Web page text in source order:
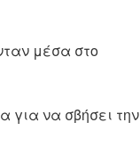
μέσα στο
για να σβήσει την